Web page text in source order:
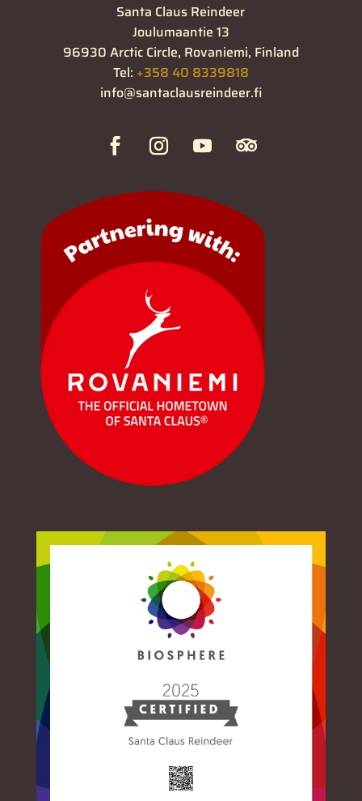
Santa Claus Reindeer
Joulumaantie 13
96930 Arctic Circle, Rovaniemi, Finland
Tel: +358 40 8339818
info@santaclausreindeer.fi